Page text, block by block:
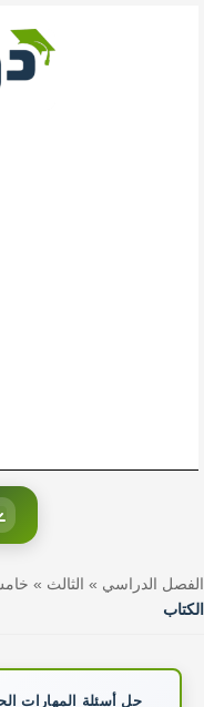
الفصل الدراسي » الثالث »
الكتاب
حل أسئلة المهارات